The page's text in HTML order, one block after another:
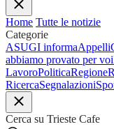
Home Tutte le notizie
Categorie
ASUGI informaAppelli
abbiamo provato per voi
LavoroPoliticaRegione
RicercaSegnalazioni
Cerca su Trieste Cafe